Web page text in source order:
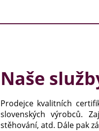
Naše
Prodejce kvalitních
slovenských výrobců.
stěhování, atd. Dále pak